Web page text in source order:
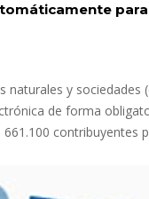
naturales y
de forma
contribuyentes